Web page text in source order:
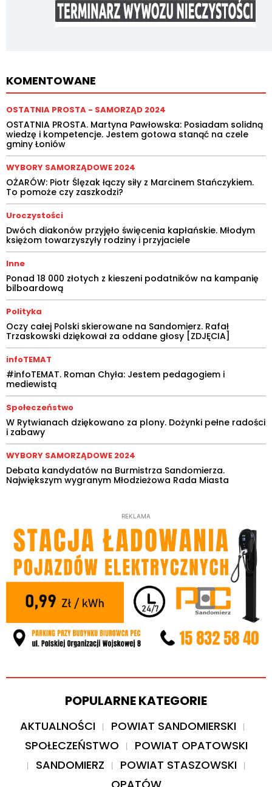
KOMENTOWANE
OSTATNIA PROSTA - SAMORZĄD 2024
OSTATNIA PROSTA. Martyna Pawłowska: Posiadam solidną
wiedzę i kompetencje. Jestem gotowa stanąć na czele
gminy Łoniów
WYBORY SAMORZĄDOWE 2024
OŻARÓW: Piotr Ślęzak łączy siły z Marcinem Stańczykiem.
To pomoże czy zaszkodzi?
Uroczystości
Dwóch diakonów przyjęło święcenia kapłańskie. Młodym
księżom towarzyszyły rodziny i przyjaciele
Inne
Ponad 18 000 złotych z kieszeni podatników na kampanię
bilboardową
Polityka
Oczy całej Polski skierowane na Sandomierz. Rafał
Trzaskowski dziękował za oddane głosy [ZDJĘCIA]
infoTEMAT
#infoTEMAT. Roman Chyła: Jestem pedagogiem i
mediewistą
Społeczeństwo
W Rytwianach dziękowano za plony. Dożynki pełne radości
i zabawy
WYBORY SAMORZĄDOWE 2024
Debata kandydatów na Burmistrza Sandomierza.
Największym wygranym Młodzieżowa Rada Miasta
REKLAMA
POPULARNE KATEGORIE
AKTUALNOŚCI
POWIAT SANDOMIERSKI
SPOŁECZEŃSTWO
POWIAT OPATOWSKI
SANDOMIERZ
POWIAT STASZOWSKI